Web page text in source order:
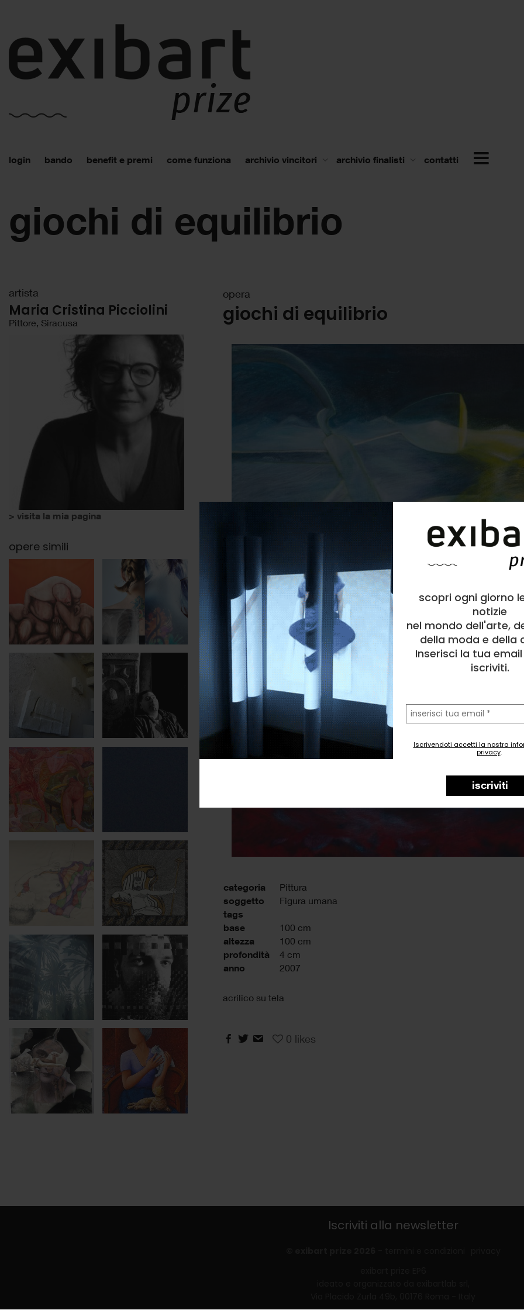
scopri ogni giorno
notizie
nel mondo dell'arte,
della moda e della
Inserisci la tua
iscriviti.
la
tua
email
Iscrivendoti accetti la nostra
privacy.
iscriviti
login bando benefit e premi come funziona archivio vincitori archivio finalisti contatti
giochi di equilibrio
opera
giochi di equilibrio
categoria Pittura
soggetto Figura umana
tags
base
100 cm
altezza 100 cm
profondità 4 cm
anno 2007
acrilico su tela
0 likes
artista
Maria Cristina Picciolini
Pittore, Siracusa
> visita la mia pagina
opere simili
Iscriviti alla newsletter